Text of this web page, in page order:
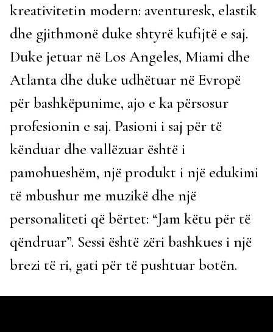
kreativitetin modern: aventuresk, elastik
dhe gjithmonë duke shtyrë kufijtë e saj.
Duke jetuar në Los Angeles, Miami dhe
Atlanta dhe duke udhëtuar në Evropë
për bashkëpunime, ajo e ka përsosur
profesionin e saj. Pasioni i saj për të
kënduar dhe vallëzuar është i
pamohueshëm, një produkt i një edukimi
të mbushur me muzikë dhe një
personaliteti që bërtet: “Jam këtu për të
qëndruar”. Sessi është zëri bashkues i një
brezi të ri, gati për të pushtuar botën.